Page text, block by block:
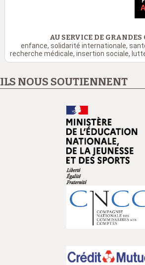
AU SERVICE DE GRANDES
enfance, solidarité internationale,
recherche médicale, insertion sociale,
ILS NOUS SOUTIENNENT